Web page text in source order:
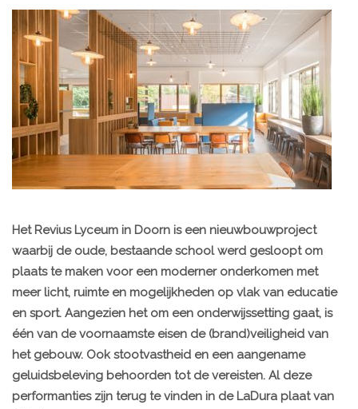
Het Revius Lyceum in Doorn is een nieuwbouwproject
waarbij de oude, bestaande school werd gesloopt om
plaats te maken voor een moderner onderkomen met
meer licht, ruimte en mogelijkheden op vlak van educatie
en sport. Aangezien het om een onderwijssetting gaat, is
één van de voornaamste eisen de (brand)veiligheid van
het gebouw. Ook stootvastheid en een aangename
geluidsbeleving behoorden tot de vereisten. Al deze
performanties zijn terug te vinden in de LaDura plaat van